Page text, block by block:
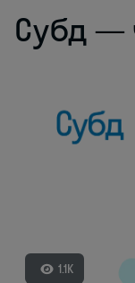
Субд —
1.1K